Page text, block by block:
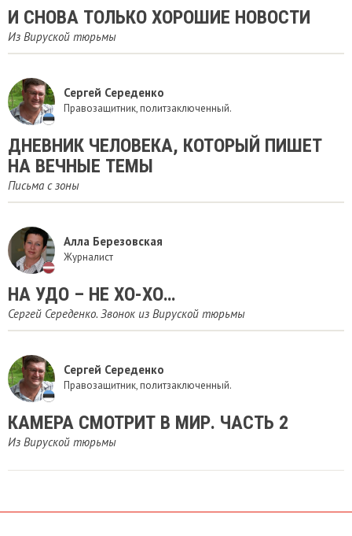
И СНОВА ТОЛЬКО ХОРОШИЕ НОВОСТИ
Из Вируской тюрьмы
Сергей Середенко
Правозащитник, политзаключенный.
ДНЕВНИК ЧЕЛОВЕКА, КОТОРЫЙ ПИШЕТ
НА ВЕЧНЫЕ ТЕМЫ
Письма с зоны
Алла Березовская
Журналист
НА УДО – НЕ ХО-ХО…
Сергей Середенко. Звонок из Вируской тюрьмы
Сергей Середенко
Правозащитник, политзаключенный.
КАМЕРА СМОТРИТ В МИР. ЧАСТЬ 2
Из Вируской тюрьмы